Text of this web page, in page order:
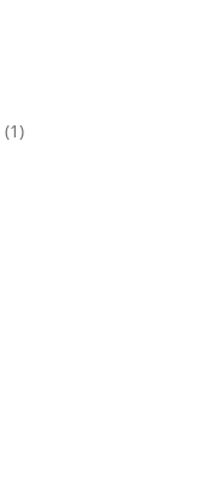
(1)